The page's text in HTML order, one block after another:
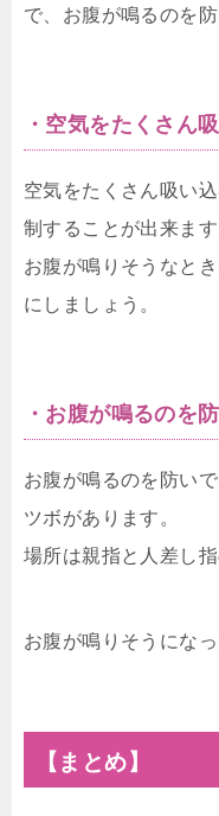
で、お腹が鳴るのを
・空気をたくさん
空気をたくさん吸い
制することが出来ます
お腹が鳴りそうなと
にしましょう。
・お腹が鳴るのを
お腹が鳴るのを防い
ツボがあります。
場所は親指と人差し指
お腹が鳴りそうにな
【まとめ】